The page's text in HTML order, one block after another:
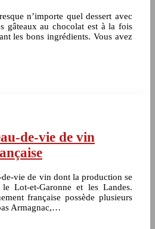
n’importe quel dessert avec
gâteaux au chocolat est à la fois
les bons ingrédients. Vous avez
de-vie de vin
de-vie de vin dont la production se
Lot-et-Garonne et les Landes.
française possède plusieurs
Armagnac,…